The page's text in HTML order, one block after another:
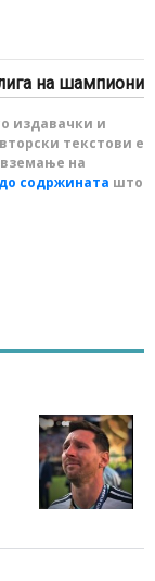
на шампиони
издавачки и
текстови е
на
содржината што